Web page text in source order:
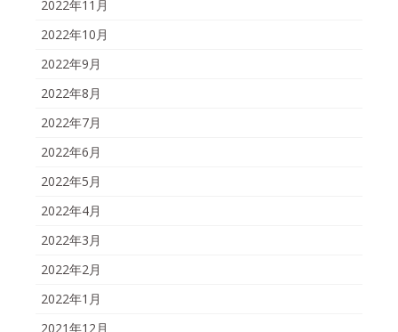
2022年11月
2022年10月
2022年9月
2022年8月
2022年7月
2022年6月
2022年5月
2022年4月
2022年3月
2022年2月
2022年1月
2021年12月